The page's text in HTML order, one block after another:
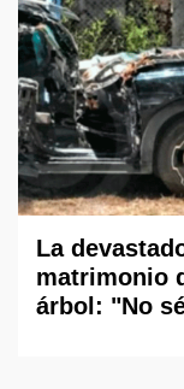
La
matrimonio
árbol: "No